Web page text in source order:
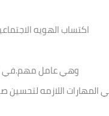
اكتساب الهويه
وهي عامل مهم.في
اللازمه لتحسين